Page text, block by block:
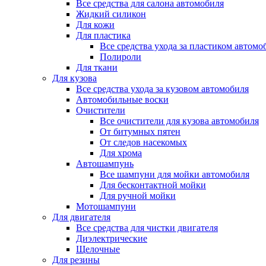
Все средства для салона автомобиля
Жидкий силикон
Для кожи
Для пластика
Все средства ухода за пластиком
Полироли
Для ткани
Для кузова
Все средства ухода за кузовом автомобиля
Автомобильные воски
Очистители
Все очистители для кузова автомобиля
От битумных пятен
От следов насекомых
Для хрома
Автошампунь
Все шампуни для мойки автомобиля
Для бесконтактной мойки
Для ручной мойки
Мотошампуни
Для двигателя
Все средства для чистки двигателя
Диэлектрические
Щелочные
Для резины